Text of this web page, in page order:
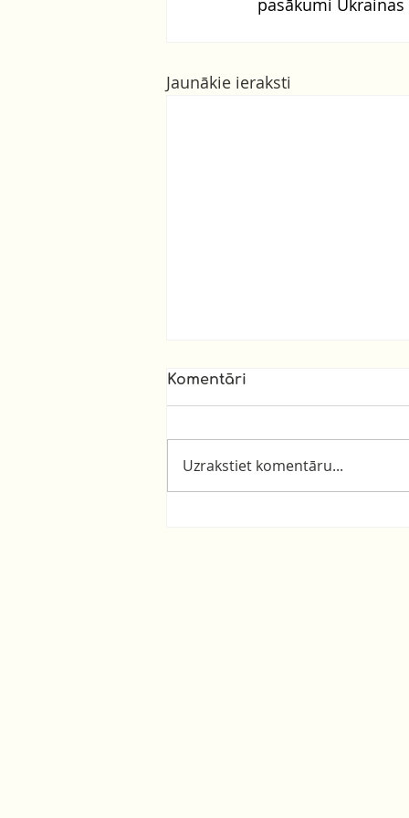
pasākumi
Jaunākie ieraksti
Lustīgu līgošanu!
Komentāri
Uzrakstiet komentāru...